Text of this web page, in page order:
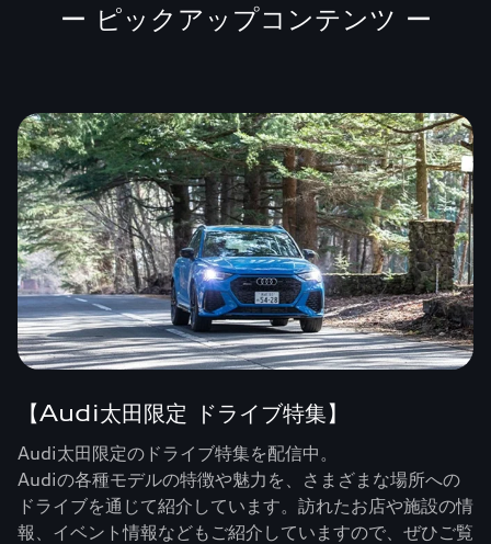
ー ピックアップコンテンツ ー
【Audi太田限定 ドライブ特集】
Audi太田限定のドライブ特集を配信中。
Audiの各種モデルの特徴や魅力を、さまざまな場所への
ドライブを通じて紹介しています。訪れたお店や施設の情
報、イベント情報などもご紹介していますので、ぜひご覧